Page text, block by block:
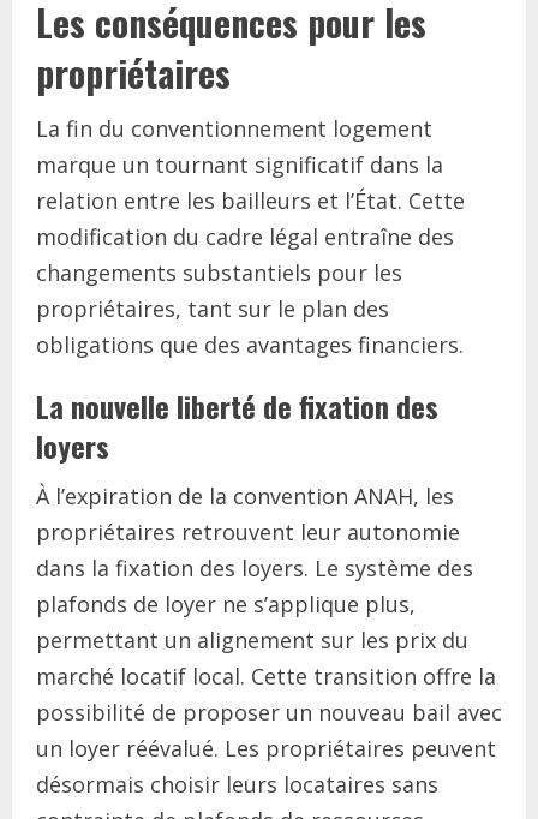
Les conséquences pour les
propriétaires
La fin du conventionnement logement
marque un tournant significatif dans la
relation entre les bailleurs et l’État. Cette
modification du cadre légal entraîne des
changements substantiels pour les
propriétaires, tant sur le plan des
obligations que des avantages financiers.
La nouvelle liberté de fixation des
loyers
À l’expiration de la convention ANAH, les
propriétaires retrouvent leur autonomie
dans la fixation des loyers. Le système des
plafonds de loyer ne s’applique plus,
permettant un alignement sur les prix du
marché locatif local. Cette transition offre la
possibilité de proposer un nouveau bail avec
un loyer réévalué. Les propriétaires peuvent
désormais choisir leurs locataires sans